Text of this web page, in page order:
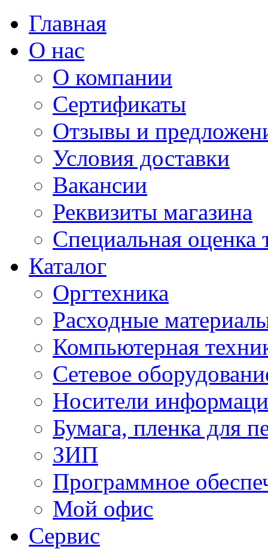
Главная
О нас
О компании
Сертификаты
Отзывы и
Условия доставки
Вакансии
Реквизиты магазина
Специальная оценка
Каталог
Оргтехника
Расходные
Компьютерная
Сетевое
Носители
Бумага, пленка для
ЗИП
Программное
Мой офис
Сервис